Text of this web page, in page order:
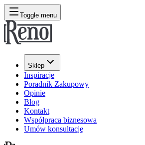
Toggle menu
Sklep
Inspiracje
Poradnik Zakupowy
Opinie
Blog
Kontakt
Współpraca biznesowa
Umów konsultację